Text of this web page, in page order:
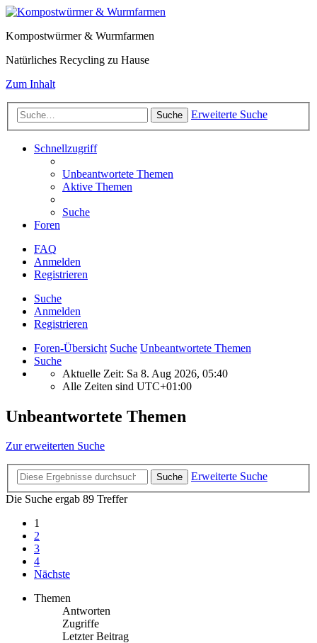
Kompostwürmer & Wurmfarmen
Natürliches Recycling zu Hause
Zum Inhalt
Suche Erweiterte Suche
Schnellzugriff
Unbeantwortete Themen
Aktive Themen
Suche
Foren
FAQ
Anmelden
Registrieren
Suche
Anmelden
Registrieren
Foren-Übersicht Suche Unbeantwortete Themen
Suche
Aktuelle Zeit: Sa 8. Aug 2026, 05:40
Alle Zeiten sind UTC+01:00
Unbeantwortete Themen
Zur erweiterten Suche
Suche
Erweiterte Suche
Die Suche ergab 89 Treffer
1
2
3
4
Nächste
Themen
Antworten
Zugriffe
Letzter Beitrag